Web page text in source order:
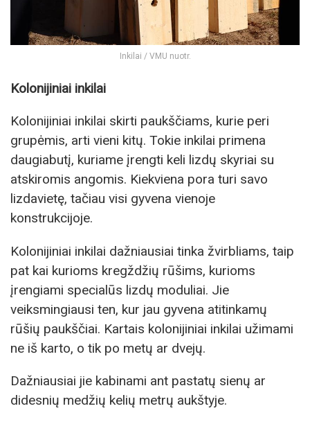
Inkilai / VMU nuotr.
Kolonijiniai inkilai
Kolonijiniai inkilai skirti paukščiams, kurie peri
grupėmis, arti vieni kitų. Tokie inkilai primena
daugiabutį, kuriame įrengti keli lizdų skyriai su
atskiromis angomis. Kiekviena pora turi savo
lizdavietę, tačiau visi gyvena vienoje
konstrukcijoje.
Kolonijiniai inkilai dažniausiai tinka žvirbliams, taip
pat kai kurioms kregždžių rūšims, kurioms
įrengiami specialūs lizdų moduliai. Jie
veiksmingiausi ten, kur jau gyvena atitinkamų
rūšių paukščiai. Kartais kolonijiniai inkilai užimami
ne iš karto, o tik po metų ar dvejų.
Dažniausiai jie kabinami ant pastatų sienų ar
didesnių medžių kelių metrų aukštyje.